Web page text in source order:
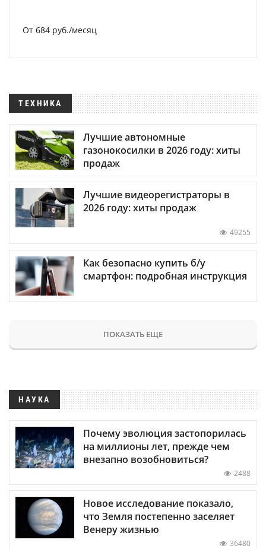
От 684 руб./месяц
ТЕХНИКА
Лучшие автономные
газонокосилки в 2026 году: хиты
продаж
Лучшие видеорегистраторы в
2026 году: хиты продаж
49255
Как безопасно купить б/у
смартфон: подробная инструкция
ПОКАЗАТЬ ЕЩЕ
НАУКА
Почему эволюция застопорилась
на миллионы лет, прежде чем
внезапно возобновиться?
2488
Новое исследование показало,
что Земля постепенно заселяет
Венеру жизнью
36480